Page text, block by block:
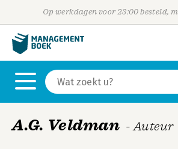
Op werkdagen voor 23:00 besteld,
A.G. Veldman - Auteur